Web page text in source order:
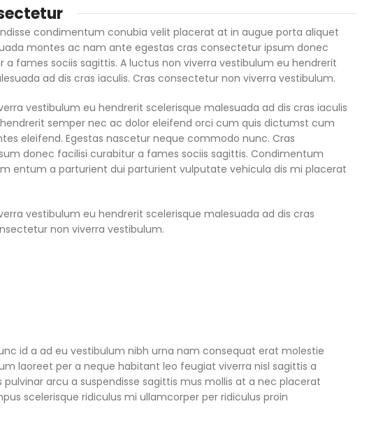
condimentum conubia velit placerat at in augue porta aliquet
montes ac nam ante egestas cras consectetur ipsum donec
a fames sociis sagittis. A luctus non viverra vestibulum eu hendrerit
ad dis cras iaculis. Cras consectetur non viverra vestibulum.
vestibulum eu hendrerit scelerisque malesuada ad dis cras iaculis
semper nec ac dolor eleifend orci cum quis dictumst cum
eleifend. Egestas nascetur neque commodo nunc. Cras
donec facilisi curabitur a fames sociis sagittis. Condimentum
entum a parturient dui parturient vulputate vehicula dis mi placerat
vestibulum eu hendrerit scelerisque malesuada ad dis cras
non viverra vestibulum.
id a ad eu vestibulum nibh urna nam consequat erat molestie
laoreet per a neque habitant leo feugiat viverra nisl sagittis a
arcu a suspendisse sagittis mus mollis at a nec placerat
scelerisque ridiculus mi ullamcorper per ridiculus proin